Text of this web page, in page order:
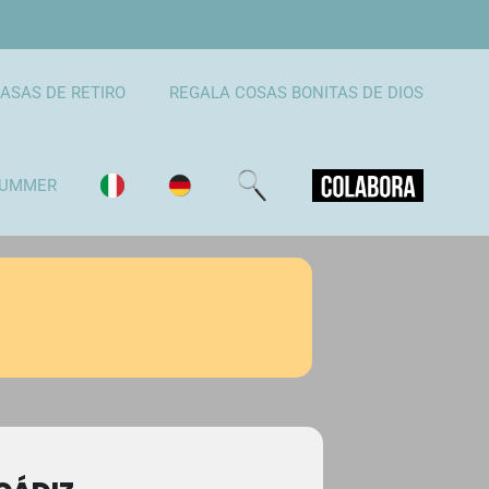
DE RETIRO REGALA COSAS BONITAS DE DIOS